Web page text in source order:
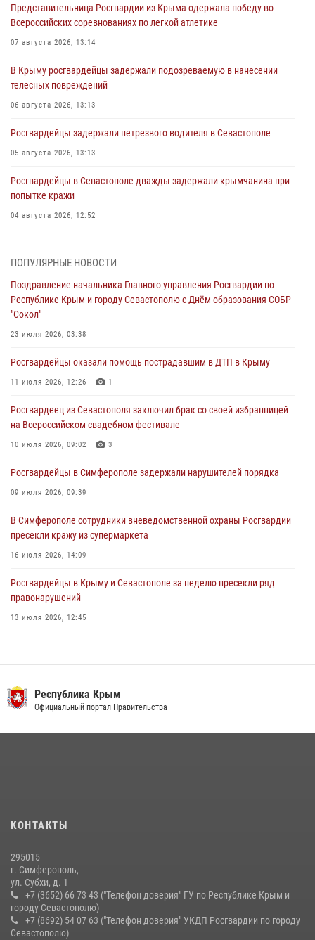
Представительница Росгвардии из Крыма одержала победу во
Всероссийских соревнованиях по легкой атлетике
07 августа 2026, 13:14
В Крыму росгвардейцы задержали подозреваемую в нанесении
телесных повреждений
06 августа 2026, 13:13
Росгвардейцы задержали нетрезвого водителя в Севастополе
05 августа 2026, 13:13
Росгвардейцы в Севастополе дважды задержали крымчанина при
попытке кражи
04 августа 2026, 12:52
мужчину
Росгвардия в Крыму и Севастополе задержала ряд
правонарушителей
03 августа 2026, 14:08
В Симферополе росгвардейцы задержали гражданина,
подозреваемого в совершении серии краж
Росгвардейцы оперативно задержали нарушителя на охраняемом
объекте в Севастополе
ПОПУЛЯРНЫЕ НОВОСТИ
Поздравление начальника Главного управления Росгвардии по
Республике Крым и городу Севастополю с Днём образования СОБР
"Сокол"
23 июля 2026, 03:38
Росгвардейцы оказали помощь пострадавшим в ДТП в Крыму
11 июля 2026, 12:26 1
Росгвардеец из Севастополя заключил брак со своей избранницей
на Всероссийском свадебном фестивале
10 июля 2026, 09:02 3
Росгвардейцы в Симферополе задержали нарушителей порядка
09 июля 2026, 09:39
В Симферополе сотрудники вневедомственной охраны Росгвардии
пресекли кражу из супермаркета
16 июля 2026, 14:09
Росгвардейцы в Крыму и Севастополе за неделю пресекли ряд
правонарушений
13 июля 2026, 12:45
В Ялте росгвардейцы задержали подозреваемого в краже
10 июля 2026, 15:10
Республика Крым
Официальный портал Правительства
КОНТАКТЫ
295015
г. Симферополь,
ул. Субхи, д. 1
+7 (3652) 66 73 43 ("Телефон доверия" ГУ по Республике Крым и
городу Севастополю)
+7 (8692) 54 07 63 ("Телефон доверия" УКДП Росгвардии по городу
Севастополю)